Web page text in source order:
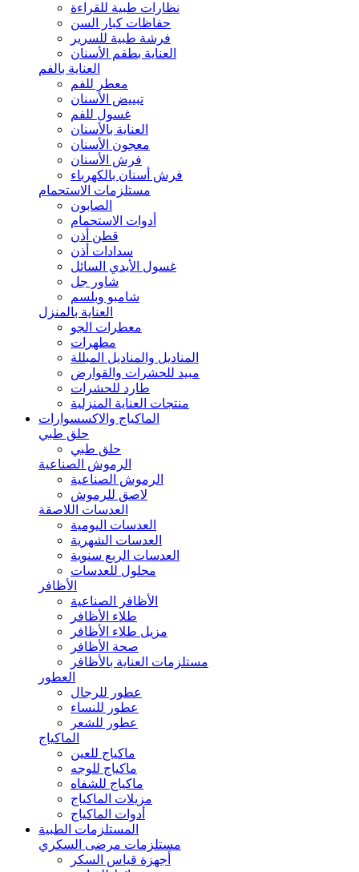
نظارات طبية للقراءة
حفاظات كبار السن
فرشة طبية للسرير
العناية بطقم الأسنان
العناية بالفم
معطر للفم
تبييض الأسنان
غسول للفم
العناية بالأسنان
معجون الأسنان
فرش الأسنان
فرش أسنان بالكهرباء
مستلزمات الاستحمام
الصابون
أدوات الاستحمام
قطن أذن
سدادات أذن
غسول الأيدي السائل
شاور جل
شامبو وبلسم
العناية بالمنزل
معطرات الجو
مطهرات
المناديل والمناديل المبللة
مبيد للحشرات والقوارض
طارد للحشرات
منتجات العناية المنزلية
الماكياج والاكسسوارات
حلق طبي
حلق طبي
الرموش الصناعية
الرموش الصناعية
لاصق للرموش
العدسات اللاصقة
العدسات اليومية
العدسات الشهرية
العدسات الربع سنوية
محلول للعدسات
الأظافر
الأظافر الصناعية
طلاء الأظافر
مزيل طلاء الأظافر
صحة الأظافر
مستلزمات العناية بالأظافر
العطور
عطور للرجال
عطور للنساء
عطور للشعر
الماكياج
ماكياج للعين
ماكياج للوجه
ماكياج للشفاه
مزيلات الماكياج
أدوات الماكياج
المستلزمات الطبية
مستلزمات مرضى السكري
أجهزة قياس السكر